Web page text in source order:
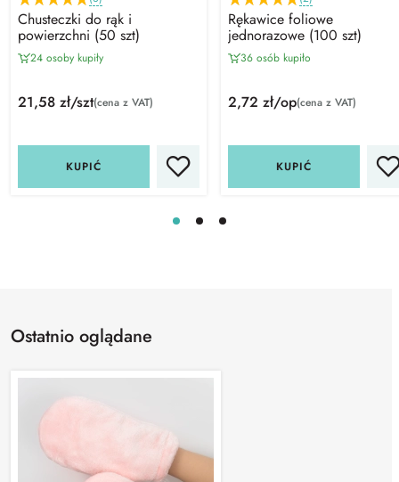
Chusteczki do rąk i
powierzchni (50 szt)
24 osoby kupiły
21,58 zł/szt(cena z VAT)
KUPIĆ
Rękawice foliowe
jednorazowe (100 szt)
36 osób kupiło
2,72 zł/op(cena z VAT)
KUPIĆ
Ostatnio oglądane